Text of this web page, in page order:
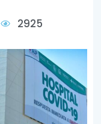
2925